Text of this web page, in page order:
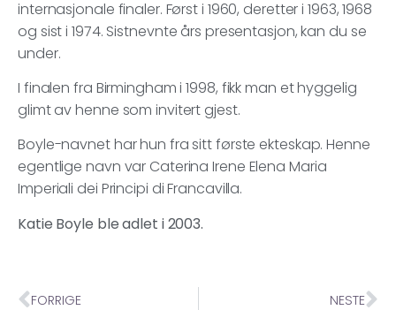
internasjonale finaler. Først i 1960, deretter i 1963, 1968
og sist i 1974. Sistnevnte års presentasjon, kan du se
under.
I finalen fra Birmingham i 1998, fikk man et hyggelig
glimt av henne som invitert gjest.
Boyle-navnet har hun fra sitt første ekteskap. Henne
egentlige navn var Caterina Irene Elena Maria
Imperiali dei Principi di Francavilla.
Katie Boyle ble adlet i 2003.
FORRIGE NESTE